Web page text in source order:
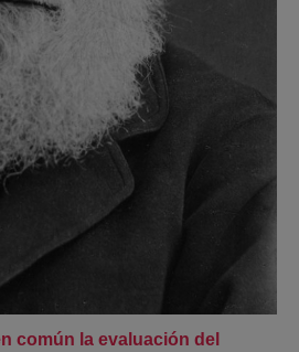
común la evaluación del